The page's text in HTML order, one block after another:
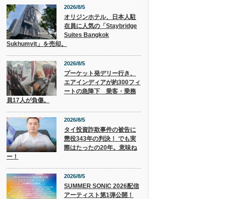
2026/8/5
オリジンホテル、日本人駐
在員に人気の「Staybridge
Suites Bangkok
Sukhumvit」を売却。
2026/8/5
プーケット発デリー行き、
エアインディアが約300フィ
ートの急降下 乗客・乗務
員17人が負傷。
2026/8/5
タイ投資詐欺事件の被告に
懲役343年の判決！ でも実
際はたったの20年。意味ね
ー！
2026/8/5
SUMMER SONIC 2026配信
アーティスト第1弾公開！